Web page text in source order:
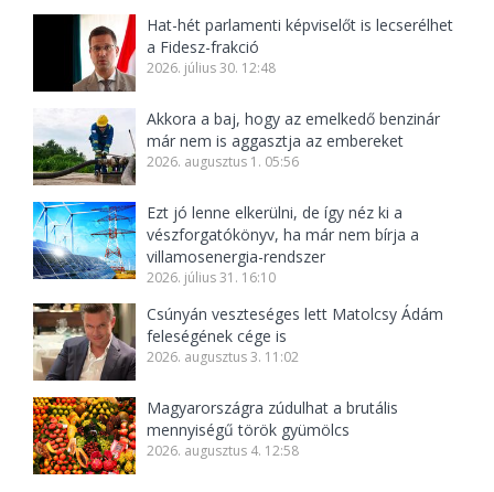
Hat-hét parlamenti képviselőt is lecserélhet
a Fidesz-frakció
2026. július 30. 12:48
Akkora a baj, hogy az emelkedő benzinár
már nem is aggasztja az embereket
2026. augusztus 1. 05:56
Ezt jó lenne elkerülni, de így néz ki a
vészforgatókönyv, ha már nem bírja a
villamosenergia-rendszer
2026. július 31. 16:10
Csúnyán veszteséges lett Matolcsy Ádám
feleségének cége is
2026. augusztus 3. 11:02
Magyarországra zúdulhat a brutális
mennyiségű török gyümölcs
2026. augusztus 4. 12:58